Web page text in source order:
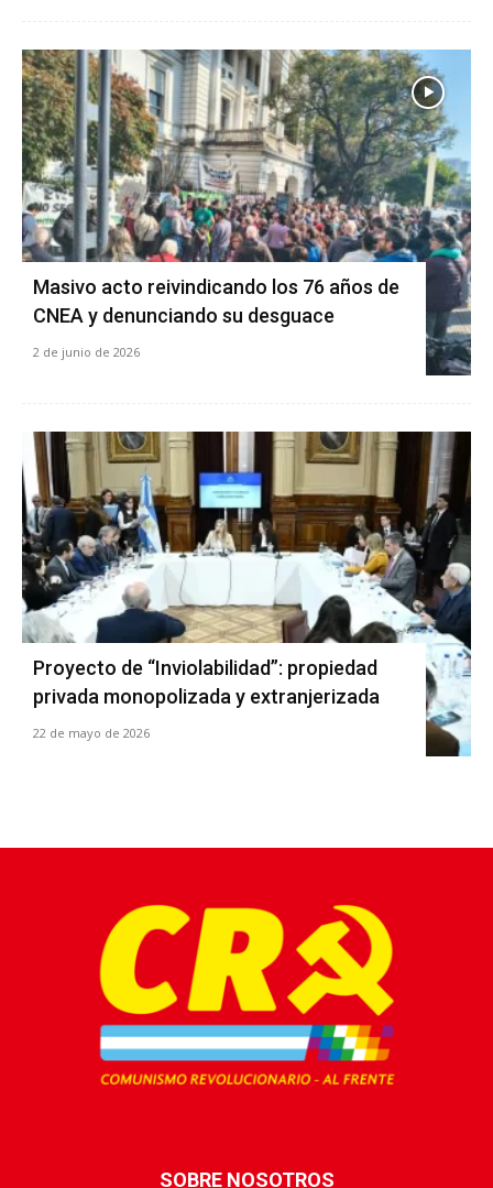
Masivo acto reivindicando los 76 años de
CNEA y denunciando su desguace
2 de junio de 2026
Proyecto de “Inviolabilidad”: propiedad
privada monopolizada y extranjerizada
22 de mayo de 2026
SOBRE NOSOTROS